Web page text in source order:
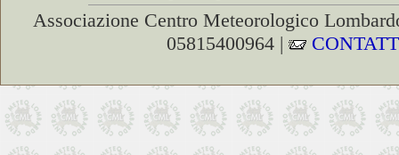
Associazione Centro Meteorologico
05815400964 |